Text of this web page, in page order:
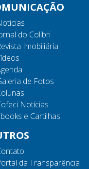
do Colibri
Imobiliária
de Fotos
Notícias
e Cartilhas
da Transparência